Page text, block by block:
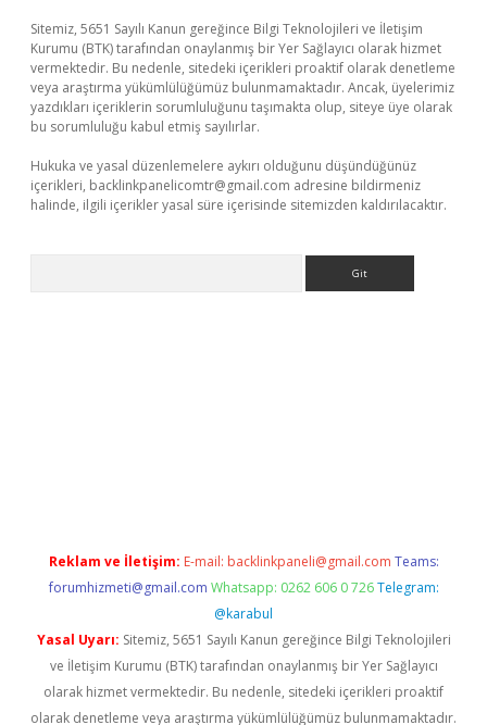
Sitemiz, 5651 Sayılı Kanun gereğince Bilgi Teknolojileri ve İletişim
Kurumu (BTK) tarafından onaylanmış bir Yer Sağlayıcı olarak hizmet
vermektedir. Bu nedenle, sitedeki içerikleri proaktif olarak denetleme
veya araştırma yükümlülüğümüz bulunmamaktadır. Ancak, üyelerimiz
yazdıkları içeriklerin sorumluluğunu taşımakta olup, siteye üye olarak
bu sorumluluğu kabul etmiş sayılırlar.
Hukuka ve yasal düzenlemelere aykırı olduğunu düşündüğünüz
içerikleri, backlinkpanelicomtr@gmail.com adresine bildirmeniz
halinde, ilgili içerikler yasal süre içerisinde sitemizden kaldırılacaktır.
Reklam ve İletişim: E-mail: backlinkpaneli@gmail.com Teams:
forumhizmeti@gmail.com Whatsapp: 0262 606 0 726 Telegram:
@karabul
Yasal Uyarı: Sitemiz, 5651 Sayılı Kanun gereğince Bilgi Teknolojileri
ve İletişim Kurumu (BTK) tarafından onaylanmış bir Yer Sağlayıcı
olarak hizmet vermektedir. Bu nedenle, sitedeki içerikleri proaktif
olarak denetleme veya araştırma yükümlülüğümüz bulunmamaktadır.